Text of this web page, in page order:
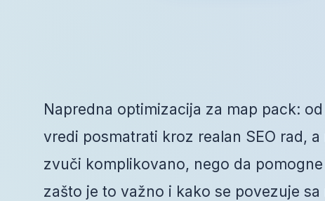
Napredna optimizacija za map pack:
vredi posmatrati kroz realan SEO rad,
zvuči komplikovano, nego da
zašto je to važno i kako se povezuje